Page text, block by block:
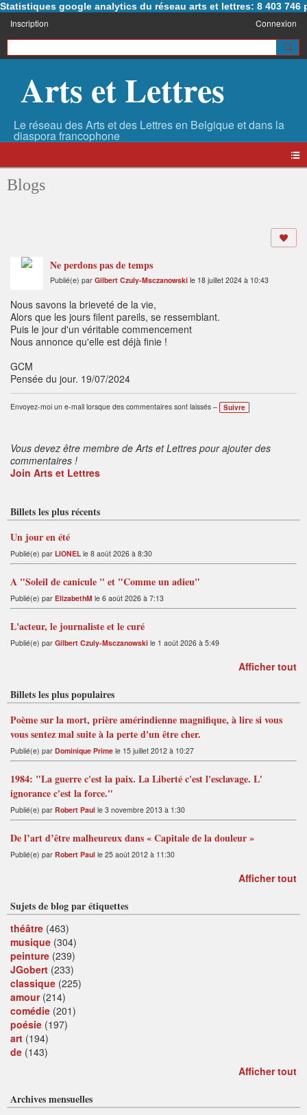
Statistiques google analytics du réseau arts et lettres: 8 403 746
Inscription Connexion
Arts et Lettres
Blogs
Ne perdons pas de temps
Publié(e) par Gilbert Czuly-Msczanowski le 18 juillet 2024 à 10:43
Nous savons la brieveté de la vie,
Alors que les jours filent pareils, se ressemblant.
Puis le jour d'un véritable commencement
Nous annonce qu'elle est déjà finie !
GCM
Pensée du jour. 19/07/2024
Envoyez-moi un e-mail lorsque des commentaires sont laissés – Suivre
Vous devez être membre de Arts et Lettres pour ajouter des
commentaires !
Join Arts et Lettres
Billets les plus récents
Un jour en été
Publié(e) par LIONEL le 8 août 2026 à 8:30
A "Soleil de canicule " et "Comme un adieu"
Publié(e) par ElizabethM le 6 août 2026 à 7:13
L'acteur, le journaliste et le curé
Publié(e) par Gilbert Czuly-Msczanowski le 1 août 2026 à 5:49
Afficher tout
Billets les plus populaires
Poème sur la mort, prière amérindienne magnifique, à lire si vous
vous sentez mal suite à la perte d'un être cher.
Publié(e) par Dominique Prime le 15 juillet 2012 à 10:27
1984: "La guerre c'est la paix. La Liberté c'est l'esclavage. L'
ignorance c'est la force."
Publié(e) par Robert Paul le 3 novembre 2013 à 1:30
De l’art d’être malheureux dans « Capitale de la douleur »
Publié(e) par Robert Paul le 25 août 2012 à 11:30
Afficher tout
Sujets de blog par étiquettes
théâtre (463)
musique (304)
peinture (239)
JGobert (233)
classique (225)
amour(214)
comédie (201)
poésie (197)
art (194)
de (143)
Afficher tout
Archives mensuelles